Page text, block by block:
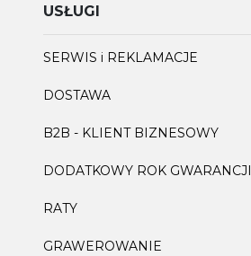
USŁUGI
SERWIS i REKLAMACJE
DOSTAWA
B2B - KLIENT BIZNESOWY
DODATKOWY ROK GWARANCJI
RATY
GRAWEROWANIE